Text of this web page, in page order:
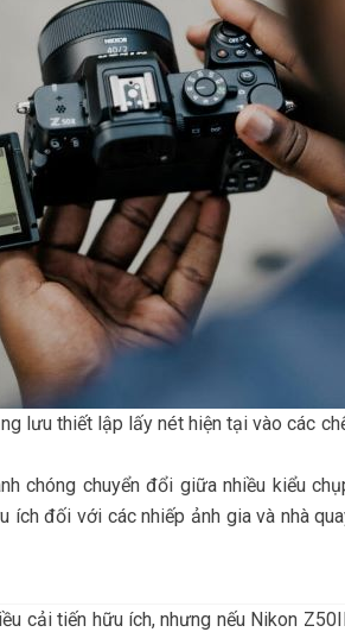
lưu thiết lập lấy nét hiện tại vào các
chóng chuyển đổi giữa nhiều kiểu
đối với các nhiếp ảnh gia và nhà
cải tiến hữu ích, nhưng nếu Nikon